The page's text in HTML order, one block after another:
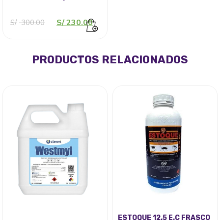
S/ 300.00 El
S/ 300.00.
S/230.00El
precio
S/ 230.00.
PRODUCTOS RELACIONADOS
ESTOQUE 12.5 E.C FRASCO